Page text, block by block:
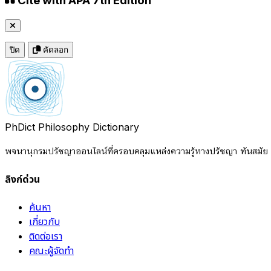
ปิด คัดลอก
PhDict Philosophy Dictionary
พจนานุกรมปรัชญาออนไลน์ที่ครอบคลุมแหล่งความรู้ทางปรัชญา ทันสมัย
ลิงก์ด่วน
ค้นหา
เกี่ยวกับ
ติดต่อเรา
คณะผู้จัดทำ